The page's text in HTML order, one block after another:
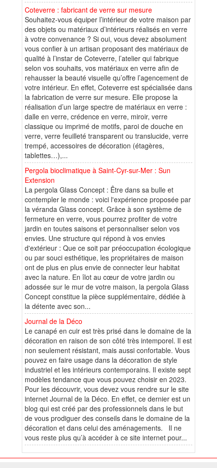
Coteverre : fabricant de verre sur mesure
Souhaitez-vous équiper l’intérieur de votre maison par
des objets ou matériaux d’intérieurs réalisés en verre
à votre convenance ? Si oui, vous devez absolument
vous confier à un artisan proposant des matériaux de
qualité à l’instar de Coteverre, l’atelier qui fabrique
selon vos souhaits, vos matériaux en verre afin de
rehausser la beauté visuelle qu’offre l’agencement de
votre intérieur. En effet, Coteverre est spécialisée dans
la fabrication de verre sur mesure. Elle propose la
réalisation d’un large spectre de matériaux en verre :
dalle en verre, crédence en verre, miroir, verre
classique ou imprimé de motifs, paroi de douche en
verre, verre feuilleté transparent ou translucide, verre
trempé, accessoires de décoration (étagères,
tablettes…),...
Pergola bioclimatique à Saint-Cyr-sur-Mer : Sun
Extension
La pergola Glass Concept : Être dans sa bulle et
contempler le monde : voici l'expérience proposée par
la véranda Glass concept. Grâce à son système de
fermeture en verre, vous pourrez profiter de votre
jardin en toutes saisons et personnaliser selon vos
envies. Une structure qui répond à vos envies
d'extérieur : Que ce soit par préoccupation écologique
ou par souci esthétique, les propriétaires de maison
ont de plus en plus envie de connecter leur habitat
avec la nature. En îlot au cœur de votre jardin ou
adossée sur le mur de votre maison, la pergola Glass
Concept constitue la pièce supplémentaire, dédiée à
la détente avec son...
Journal de la Déco
Le canapé en cuir est très prisé dans le domaine de la
décoration en raison de son côté très intemporel. Il est
non seulement résistant, mais aussi confortable. Vous
pouvez en faire usage dans la décoration de style
industriel et les intérieurs contemporains. Il existe sept
modèles tendance que vous pouvez choisir en 2023.
Pour les découvrir, vous devez vous rendre sur le site
internet Journal de la Déco. En effet, ce dernier est un
blog qui est créé par des professionnels dans le but
de vous prodiguer des conseils dans le domaine de la
décoration et dans celui des aménagements. Il ne
vous reste plus qu’à accéder à ce site internet pour...